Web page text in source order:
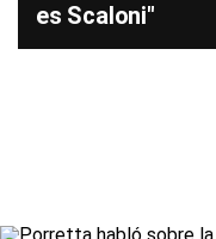
es Scaloni"